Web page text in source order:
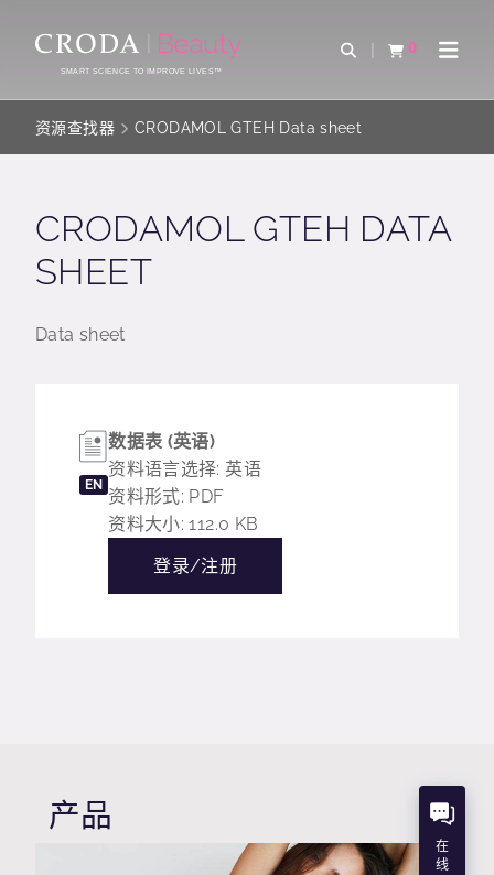
CONTENTSMART SCIENCE TO IMPROVE LIVES™
Open Search
0
查看购物车Open
资源查找器 CRODAMOL GTEH Data sheet
CRODAMOL GTEH DATA
SHEET
Data sheet
EN
数据表 (英语)
资料语言选择: 英语
资料形式: PDF
资料大小: 112.0 KB
登录/注册
产品
在
线